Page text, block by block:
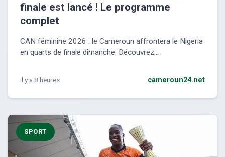
finale est lancé ! Le programme
complet
CAN féminine 2026 : le Cameroun affrontera le Nigeria
en quarts de finale dimanche. Découvrez...
il y a 8 heures cameroun24.net
SPORT